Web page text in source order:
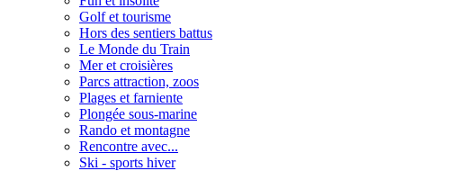
Golf et tourisme
Hors des sentiers battus
Le Monde du Train
Mer et croisières
Parcs attraction, zoos
Plages et farniente
Plongée sous-marine
Rando et montagne
Rencontre avec...
Ski - sports hiver